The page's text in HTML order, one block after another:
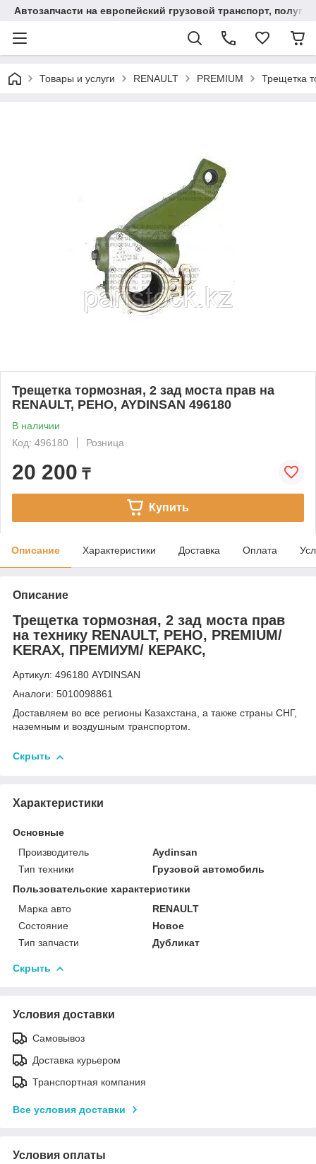
Автозапчасти на европейский грузовой транспорт,
Товары и услуги RENAULT PREMIUM Трещетка
Трещетка тормозная, 2 зад моста прав на
RENAULT, РЕНО, AYDINSAN 496180
В наличии
Код: 496180
Розница
20 200 ₸
Купить
Описание Характеристики Доставка Оплата
Описание
Трещетка тормозная, 2 зад моста прав
на технику RENAULT, РЕНО, PREMIUM/
KERAX, ПРЕМИУМ/ КЕРАКС,
Артикул: 496180 AYDINSAN
Аналоги: 5010098861
Доставляем во все регионы Казахстана, а также страны СНГ,
наземным и воздушным транспортом.
Скрыть
Характеристики
Основные
Производитель
Aydinsan
Тип техники
Грузовой автомобиль
Пользовательские характеристики
Марка авто
RENAULT
Состояние
Новое
Тип запчасти
Дубликат
Скрыть
Условия доставки
Самовывоз
Доставка курьером
Транспортная компания
Все условия доставки
Условия оплаты